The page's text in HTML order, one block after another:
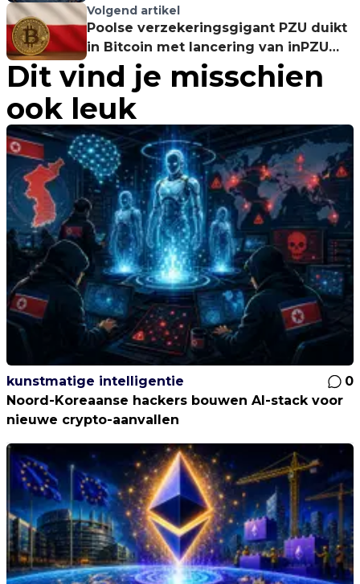
Bitcoin’s toekomst – Tijd voor actie?
Volgend artikel
Poolse verzekeringsgigant PZU duikt
in Bitcoin met lancering van inPZU
Bitcoin-fonds
Dit vind je misschien
ook leuk
kunstmatige intelligentie
0
Noord-Koreaanse hackers bouwen AI-stack voor
nieuwe crypto-aanvallen